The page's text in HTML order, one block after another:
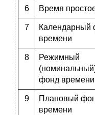
6 Время
7
Календарный
времени
8
Режимный
фонд
9
Плановый
времени